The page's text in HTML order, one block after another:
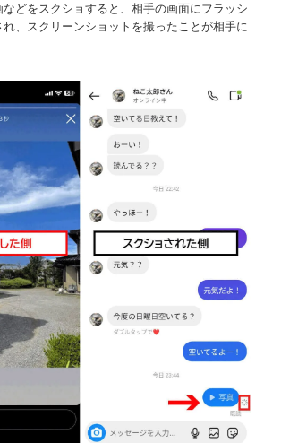
どをスクショすると、相手の画面にフラッシ
れ、スクリーンショットを撮ったことが相手に